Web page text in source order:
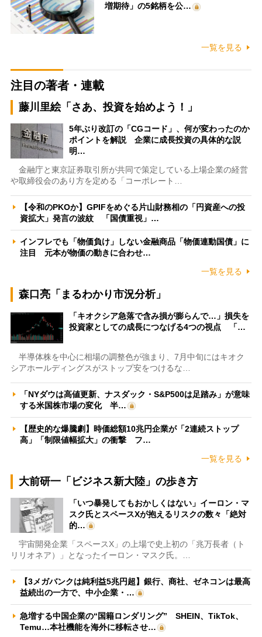
増期待」の5銘柄を公…
一覧を見る
注目の著者・連載
藤川里絵「さあ、投資を始めよう！」
5年ぶり改訂の「CGコード」、何が変わったのか
ポイントを解説 企業に成長投資の具体的な説
明…
金融庁と東京証券取引所が共同で策定している上場企業の経営
や取締役会のあり方を定める「コーポレート…
【令和のPKOか】GPIFをめぐる片山財務相の「円資産への投
資拡大」発言の波紋 「国債重視」…
インフレでも「物価負け」しない金融商品「物価連動国債」に
注目 元本が物価の動きに合わせ…
一覧を見る
森口亮「まるわかり市況分析」
「キオクシア急落で含み損が膨らんで…」損失を
投資家としての成長につなげる4つの視点 「…
半導体株を中心に相場の調整色が強まり、7月中旬にはキオク
シアホールディングスがストップ安をつけるな…
「NYダウは高値更新、ナスダック・S&P500は足踏み」が意味
する米国株市場の変化 半…
【歴史的な爆騰劇】時価総額10兆円企業が「2連続ストップ
高」「制限値幅拡大」の衝撃 フ…
一覧を見る
大前研一「ビジネス新大陸」の歩き方
「いつ暴発してもおかしくはない」イーロン・マ
スク氏とスペースXが抱えるリスクの数々「絶対
的…
宇宙開発企業「スペースX」の上場で史上初の「兆万長者（ト
リリオネア）」となったイーロン・マスク氏。…
【3メガバンクは純利益5兆円超】銀行、商社、ゼネコンは最高
益続出の一方で、中小企業・…
急増する中国企業の“国籍ロンダリング” SHEIN、TikTok、
Temu…本社機能を海外に移転させ…